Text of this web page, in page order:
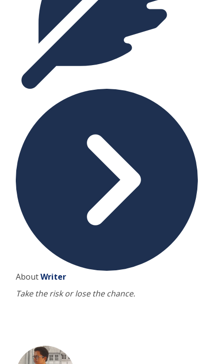
AboutWriter
Take the risk or lose the chance.